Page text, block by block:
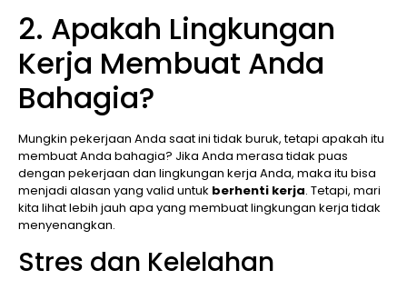
2. Apakah Lingkungan
Kerja Membuat Anda
Bahagia?
Mungkin pekerjaan Anda saat ini tidak buruk, tetapi apakah itu
membuat Anda bahagia? Jika Anda merasa tidak puas
dengan pekerjaan dan lingkungan kerja Anda, maka itu bisa
menjadi alasan yang valid untuk berhenti kerja. Tetapi, mari
kita lihat lebih jauh apa yang membuat lingkungan kerja tidak
menyenangkan.
Stres dan Kelelahan